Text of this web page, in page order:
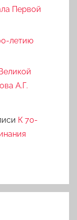
Первой
летию
А.Г.
К 70-